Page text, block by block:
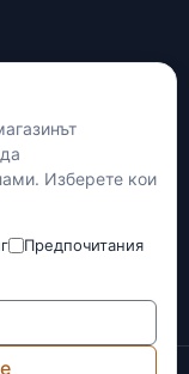
Изберете кои
Предпочитания